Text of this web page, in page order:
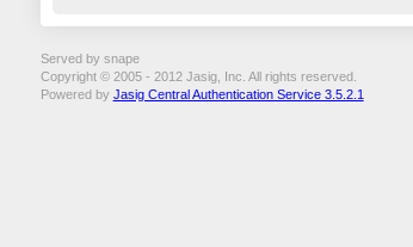
Served by snape
Copyright © 2005 - 2012 Jasig, Inc. All rights reserved.
Powered by Jasig Central Authentication Service 3.5.2.1